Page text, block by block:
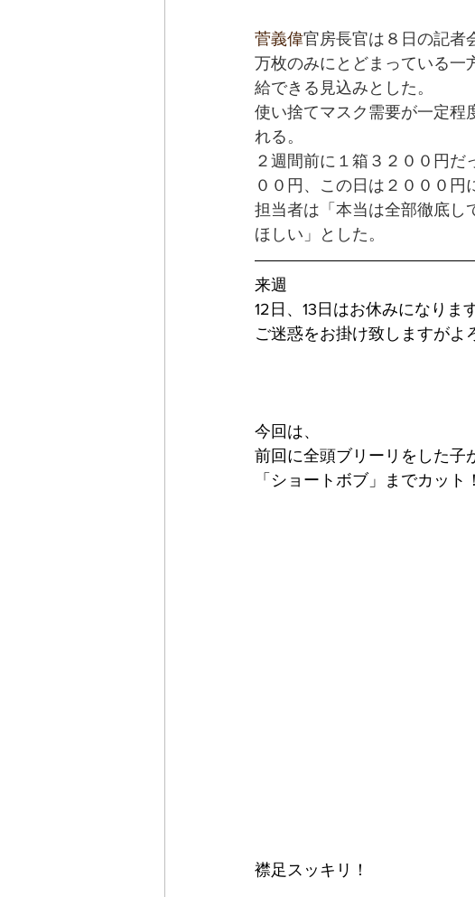
菅義偉官房長官は８日の記者
万枚のみにとどまっている一
給できる見込みとした。
使い捨てマスク需要が一定程
れる。
２週間前に１箱３２００円
００円、この日は２０００円
担当者は「本当は全部徹底し
ほしい」とした。
来週
12日、13日はお休みになります
ご迷惑をお掛け致しますがよ
今回は、
前回に全頭ブリーリをした子
「ショートボブ」までカット
襟足スッキリ！